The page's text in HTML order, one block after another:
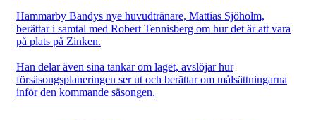
Hammarby Bandys nye huvudtränare, Mattias Sjöholm,
berättar i samtal med Robert Tennisberg om hur det är att vara
på plats på Zinken.
Han delar även sina tankar om laget, avslöjar hur
försäsongsplaneringen ser ut och berättar om målsättningarna
inför den kommande säsongen.